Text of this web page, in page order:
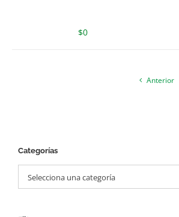
$0
Anterior
Categorías
Selecciona una categoría